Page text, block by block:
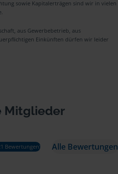
sowie Kapitalerträgen sind wir in vielen
aus Gewerbebetrieb, aus
Einkünften dürfen wir leider
Mitglieder
Bewertungen) Alle Bewertungen